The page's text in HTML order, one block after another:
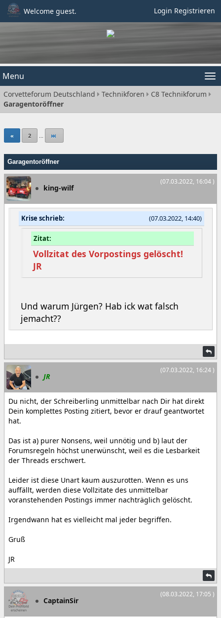
Welcome guest. Login Registrieren
Menu
Corvetteforum Deutschland Technikforen
C8 Technikforum
Garagentoröffner
« 2 ...
Garagentoröffner
(07.03.2022, 16:04 )
king-wilf
(07.03.2022, 14:40)
Krise schrieb:
Zitat:
Vollzitat des Vorpostings gelöscht!
JR
Und warum Jürgen? Hab ick wat falsch
jemacht??
(07.03.2022, 16:24 )
JR
Du nicht, der Schreiberling unmittelbar nach Dir hat direkt
Dein komplettes Posting zitiert, bevor er drauf geantwortet
hat.
Das ist a) purer Nonsens, weil unnötig und b) laut der
Forumsregeln höchst unerwünscht, weil es die Lesbarkeit
der Threads erschwert.
Leider ist diese Unart kaum auszurotten. Wenn es uns
auffällt, werden diese Vollzitate des unmittelbar
voranstehenden Postings immer nachträglich gelöscht.
Irgendwann hat es vielleicht mal jeder begriffen.
Gruß
JR
(08.03.2022, 17:05 )
CaptainSir